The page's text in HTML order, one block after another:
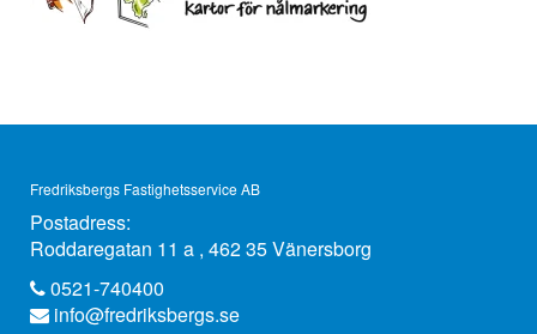
Fredriksbergs Fastighetsservice AB
Postadress:
Roddaregatan 11 a , 462 35 Vänersborg
0521-740400
info@fredriksbergs.se